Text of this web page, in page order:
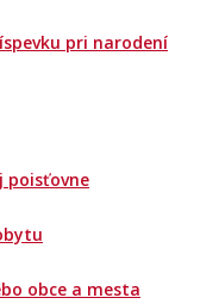
pri narodení
poisťovne
obce a mesta